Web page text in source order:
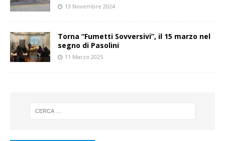
13 Novembre 2024
Torna “Fumetti Sovversivi”, il 15 marzo nel
segno di Pasolini
11 Marzo 2025